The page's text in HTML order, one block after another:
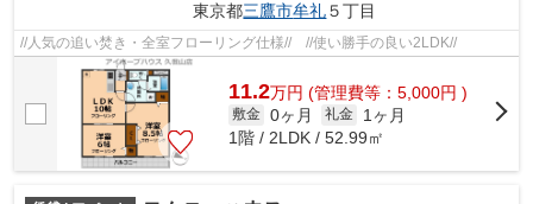
東京都三鷹市牟礼５丁目
//人気の追い焚き・全室フローリング仕様// //使い勝手の良い2LDK//
11.2万円 (管理費等：5,000円 )
敷金 0ヶ月 礼金
1ヶ月
1階 / 2LDK / 52.99㎡